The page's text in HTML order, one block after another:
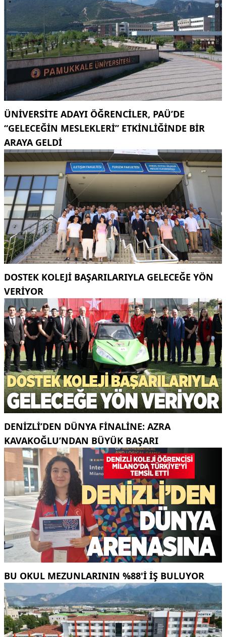
ÜNIVERSITE ADAYI ÖĞRENCILER, PAÜ’DE
“GELECEĞIN MESLEKLERI” ETKINLIĞINDE BIR
ARAYA GELDI
DOSTEK KOLEJİ BAŞARILARIYLA GELECEĞE YÖN
VERİYOR
DENIZLI’DEN DÜNYA FINALINE: AZRA
KAVAKOĞLU’NDAN BÜYÜK BAŞARI
BU OKUL MEZUNLARININ %88'I İŞ BULUYOR